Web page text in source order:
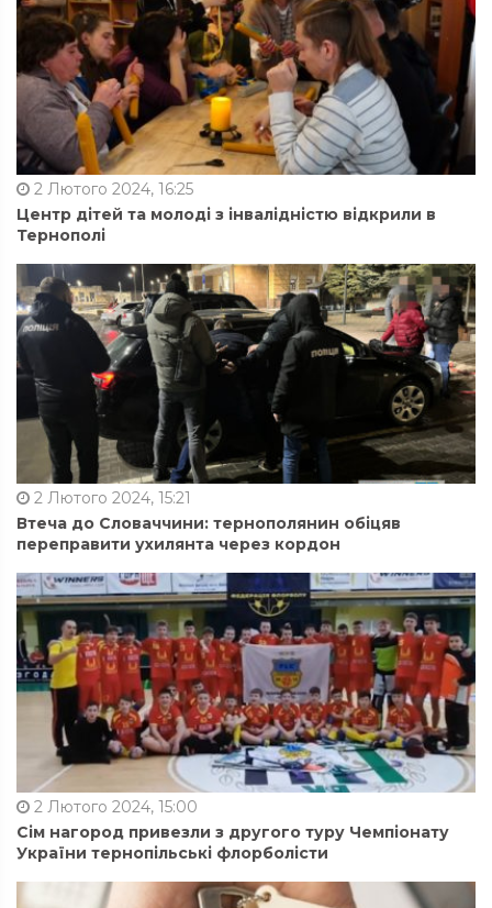
2 Лютого 2024, 16:25
Центр дітей та молоді з інвалідністю відкрили в
Тернополі
2 Лютого 2024, 15:21
Втеча до Словаччини: тернополянин обіцяв
переправити ухилянта через кордон
2 Лютого 2024, 15:00
Сім нагород привезли з другого туру Чемпіонату
України тернопільські флорболісти